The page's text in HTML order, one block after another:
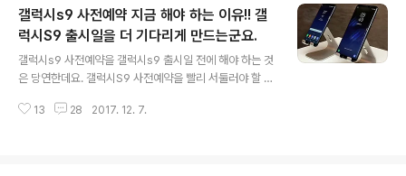
추가 주목됩니다. 한정판으로 300대의 초프리미엄 스마트
폰 LG 시그니처 에디션을 출시하는데요. 가격은 150만원
전후가 될 것으로 보입니다. 그리고 한정판 300대의 300
은 V30을 연상케하는 숫자로 보여집니다. 그럼 어떤 차별
이미지 LG전자는 초프리미엄 스마트폰 LG 시그니처 에디
갤럭시s9 사전예약 지금 해야 하는 이유!! 갤
럭시S9 출시일을 더 기다리게 만드는군요.
갤럭시s9 사전예약을 갤럭시s9 출시일 전에 해야 하는 것
은 당연한데요. 갤럭시S9 사전예약을 빨리 서둘러야 할 이
품을 받을 수 있기 때문입니다. 현재 갤럭시S9을 볼 수 있
13 28 2017. 12. 7.